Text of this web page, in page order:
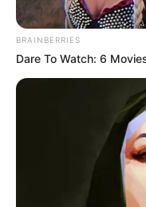
BRAINBERRIES
Dare To Watch: 6